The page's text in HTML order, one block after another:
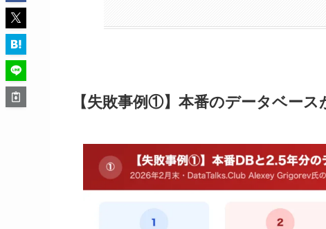
【失敗事例①】本番のデータベース